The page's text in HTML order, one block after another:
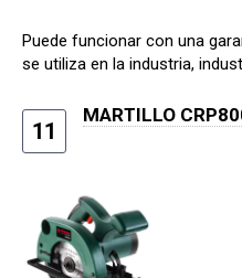
Puede funcionar con una
se utiliza en la industria,
11
MARTILLO